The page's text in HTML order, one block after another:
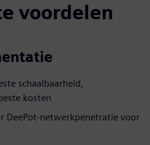
voordelen
schaalbaarheid,
kosten
DeePot-netwerkpenetratie voor